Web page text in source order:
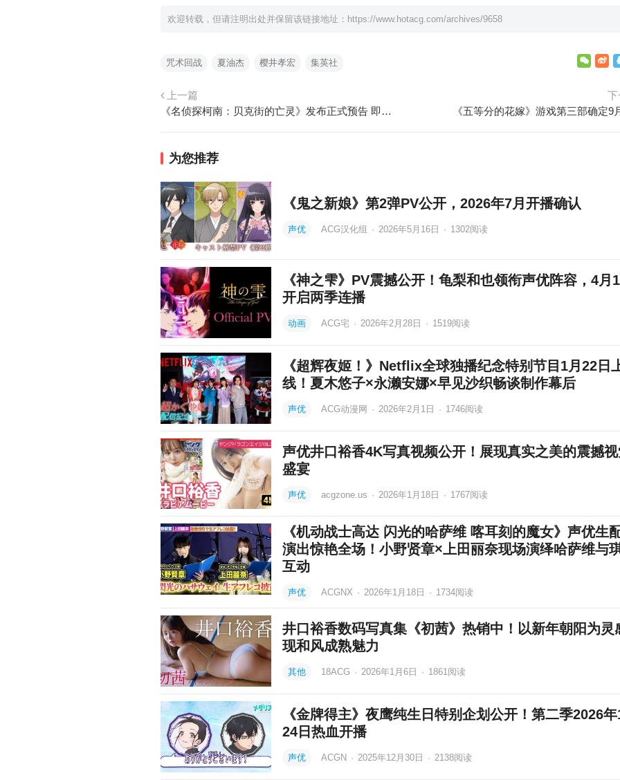
欢迎转载，但请注明出处并保留该链接地址： https://www.hotacg.com/archives/9658
咒术回战 夏油杰 樱井孝宏 集英社
上一篇
《名侦探柯南：贝克街的亡灵》发布正式预告 即将上映
下
《五等分的花嫁》游戏第三部确定9
为您推荐
《鬼之新娘》第2弹PV公开，2026年7月开播确认
声优 ACG汉化组 · 2026年5月16日 · 1302阅读
《神之雫》PV震撼公开！龟梨和也领衔声优阵容，4月
开启两季连播
动画 ACG宅 · 2026年2月28日 · 1519阅读
《超辉夜姬！》Netflix全球独播纪念特别节目1月22日
线！夏木悠子×永濑安娜×早见沙织畅谈制作幕后
声优 ACG动漫网 · 2026年2月1日 · 1746阅读
声优井口裕香4K写真视频公开！展现真实之美的震撼
盛宴
声优 acgzone.us · 2026年1月18日 · 1767阅读
《机动战士高达 闪光的哈萨维 喀耳刻的魔女》声优生
演出惊艳全场！小野贤章×上田丽奈现场演绎哈萨维与
互动
声优 ACGNX · 2026年1月18日 · 1734阅读
井口裕香数码写真集《初茜》热销中！以新年朝阳为灵
现和风成熟魅力
其他 18ACG · 2026年1月6日 · 1861阅读
《金牌得主》夜鹰纯生日特别企划公开！第二季2026年
24日热血开播
声优 ACGN · 2025年12月30日 · 2138阅读